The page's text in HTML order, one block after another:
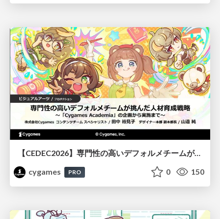
【CEDEC2026】専門性の高いデフォルメチームが挑んだ人材育成戦略 〜Cygames Academiaの企画から実施まで〜
cygames
PRO 0 150